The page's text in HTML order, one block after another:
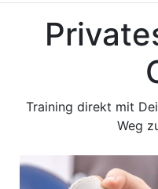
Training direkt mit
Weg